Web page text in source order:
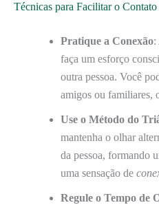
Técnicas para Facilitar o
Pratique a Conexão:
faça um esforço
outra pessoa. Você
amigos ou familiares,
Use o Método do
mantenha o olhar
da pessoa, formando
uma sensação de
Regule o Tempo de